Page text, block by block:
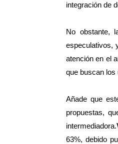
integración de
No obstante,
especulativos,
atención en el
que buscan los
Añade que
propuestas,
intermediadora.
63%, debido